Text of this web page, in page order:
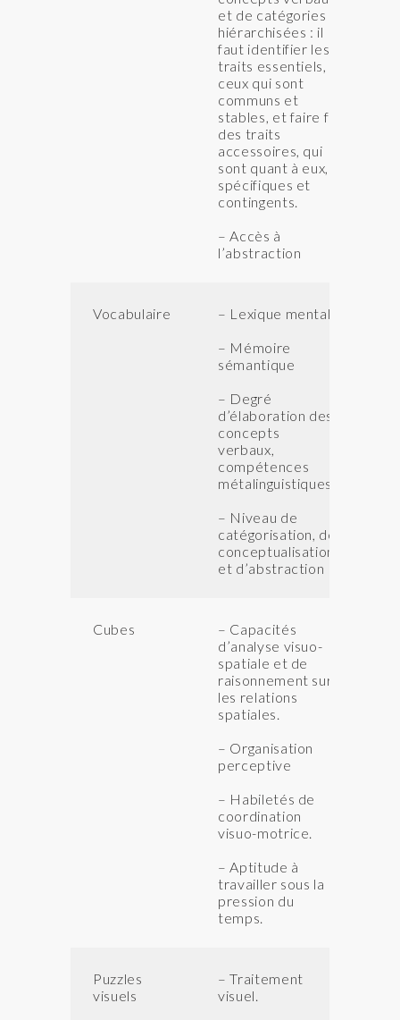
et de catégories
hiérarchisées : il
faut identifier les
traits essentiels,
ceux qui sont
communs et
stables, et faire fi
des traits
accessoires, qui
sont quant à eux,
spécifiques et
contingents.
– Accès à
l’abstraction
Vocabulaire
– Lexique mental
– Mémoire
sémantique
– Degré
d’élaboration des
concepts
verbaux,
compétences
métalinguistiques
– Niveau de
catégorisation, de
conceptualisation,
et d’abstraction
Cubes
– Capacités
d’analyse visuo-
spatiale et de
raisonnement sur
les relations
spatiales.
– Organisation
perceptive
– Habiletés de
coordination
visuo-motrice.
– Aptitude à
travailler sous la
pression du
temps.
Puzzles
visuels
– Traitement
visuel.